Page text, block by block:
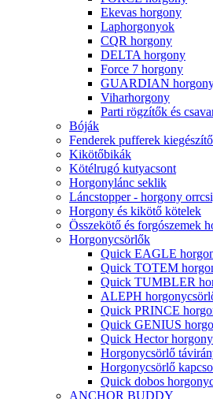
Ekevas horgony
Laphorgonyok
CQR horgony
DELTA horgony
Force 7 horgony
GUARDIAN
Viharhorgony
Parti rögzítők és
Bóják
Fenderek pufferek
Kikötőbikák
Kötélrugó kutyacsont
Horgonylánc seklik
Láncstopper - horgony
Horgony és kikötő kötelek
Összekötő és forgószemek
Horgonycsörlők
Quick EAGLE
Quick TOTEM
Quick TUMBLER
ALEPH
Quick PRINCE
Quick GENIUS
Quick Hector
Horgonycsörlő
Horgonycsörlő
Quick dobos
ANCHOR BUDDY